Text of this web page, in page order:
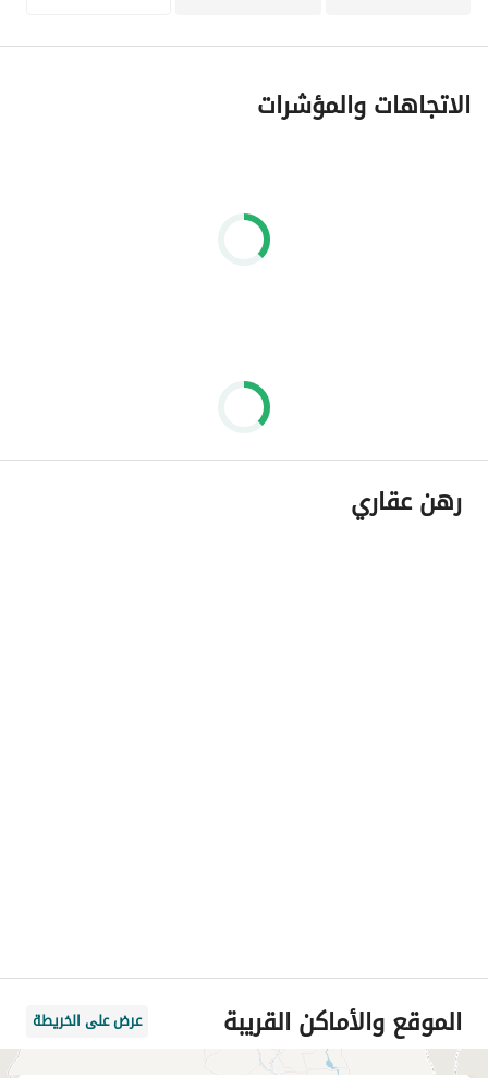
الاتجاهات والمؤشرات
رهن عقاري
الموقع والأماكن القريبة عرض على الخريطة